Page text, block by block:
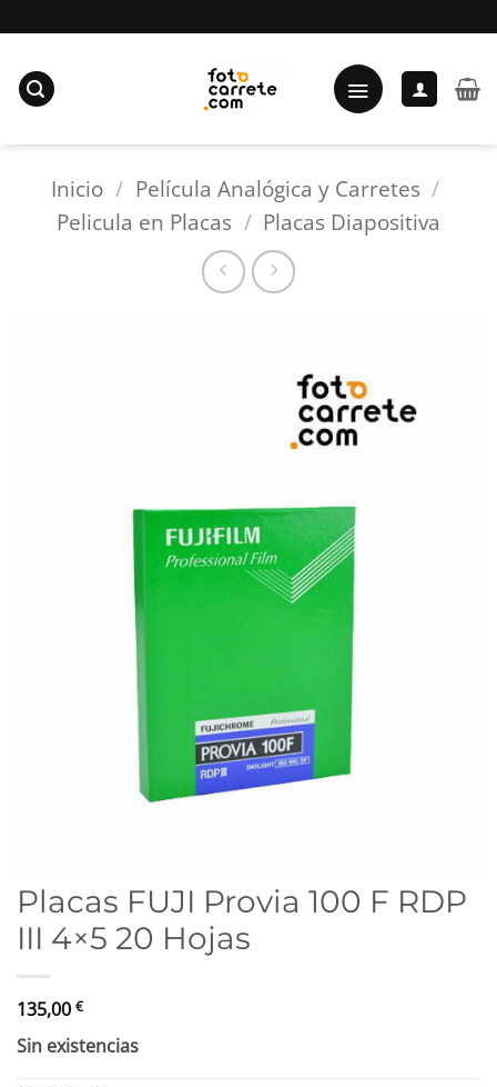
al
contenido
Inicio / Película Analógica y Carretes /
Pelicula en Placas / Placas Diapositiva
Placas FUJI Provia 100 F RDP
III 4×5 20 Hojas
135,00 €
Sin existencias